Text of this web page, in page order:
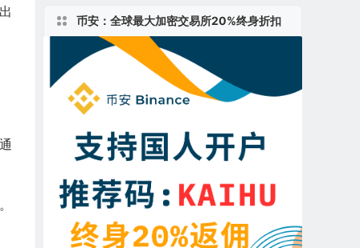
币安：全球最大加密交易所20%终身折扣